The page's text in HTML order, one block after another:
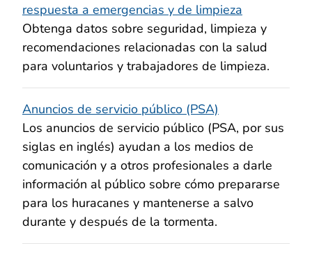
respuesta a emergencias y de limpieza
Obtenga datos sobre seguridad, limpieza y
recomendaciones relacionadas con la salud
para voluntarios y trabajadores de limpieza.
Anuncios de servicio público (PSA)
Los anuncios de servicio público (PSA, por sus
siglas en inglés) ayudan a los medios de
comunicación y a otros profesionales a darle
información al público sobre cómo prepararse
para los huracanes y mantenerse a salvo
durante y después de la tormenta.